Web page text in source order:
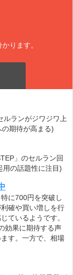
ります。
ルランがジワジワ上
期待が高まる)
」のセルラン回
用の話題性に注目)
に700円を突破し
確や買い増しを行
ているようです。
効果に期待する声
す。一方で、相場